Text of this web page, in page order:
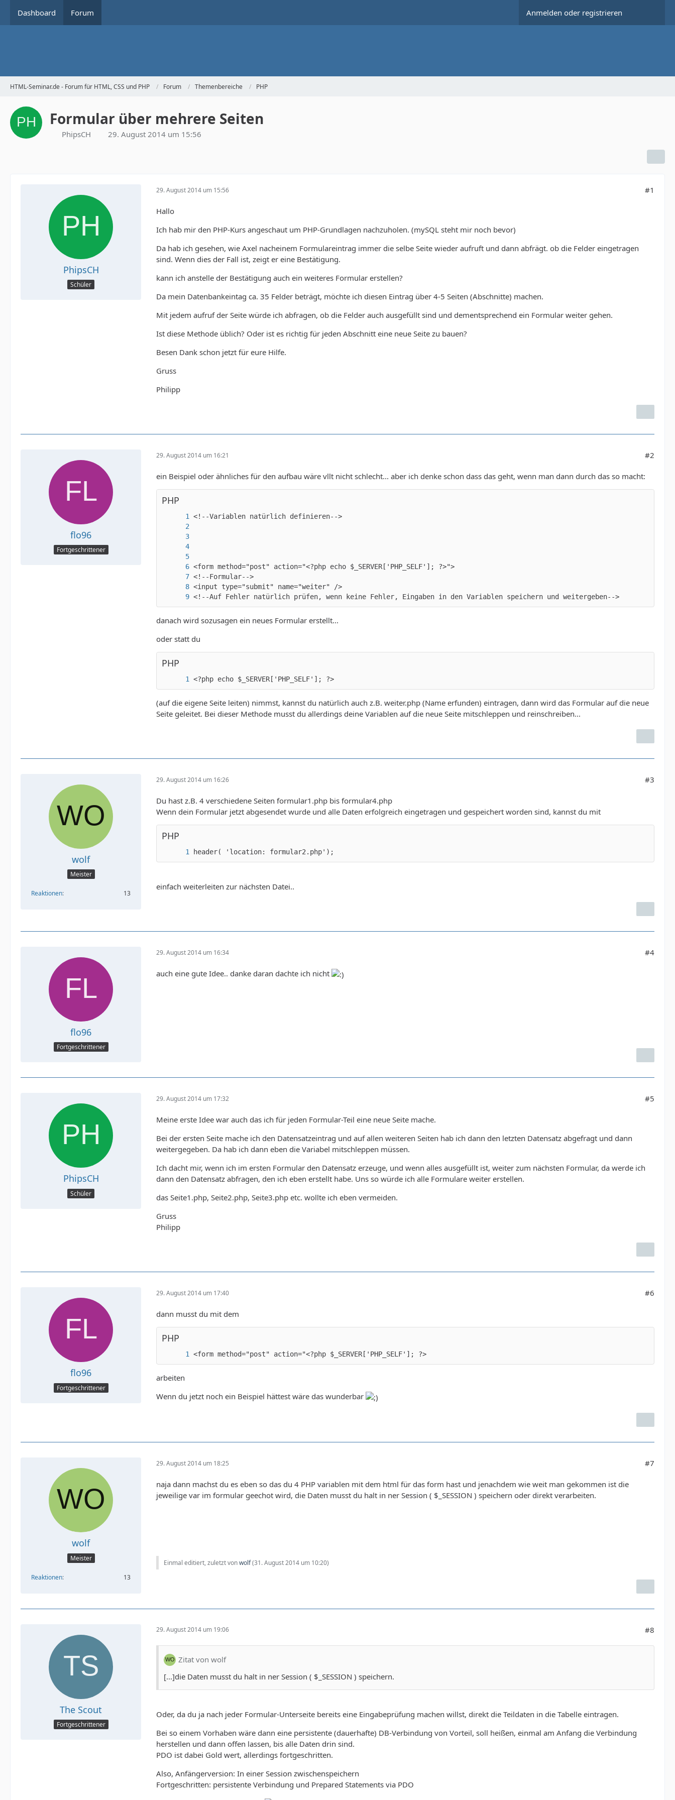
Dashboard Forum Anmelden oder registrieren
HTML-Seminar.de - Forum für HTML, CSS und PHP Forum Themenbereiche PHP
Formular über mehrere Seiten
PhipsCH 29. August 2014 um 15:56
PhipsCH
Schüler
29. August 2014 um 15:56 #1
Hallo
Ich hab mir den PHP-Kurs angeschaut um PHP-Grundlagen nachzuholen. (mySQL steht mir noch bevor)
Da hab ich gesehen, wie Axel nacheinem Formulareintrag immer die selbe Seite wieder aufruft und dann abfrägt. ob die Felder eingetragen
sind. Wenn dies der Fall ist, zeigt er eine Bestätigung.
kann ich anstelle der Bestätigung auch ein weiteres Formular erstellen?
Da mein Datenbankeintag ca. 35 Felder beträgt, möchte ich diesen Eintrag über 4-5 Seiten (Abschnitte) machen.
Mit jedem aufruf der Seite würde ich abfragen, ob die Felder auch ausgefüllt sind und dementsprechend ein Formular weiter gehen.
Ist diese Methode üblich? Oder ist es richtig für jeden Abschnitt eine neue Seite zu bauen?
Besen Dank schon jetzt für eure Hilfe.
Gruss
Philipp
flo96
Fortgeschrittener
29. August 2014 um 16:21 #2
ein Beispiel oder ähnliches für den aufbau wäre vllt nicht schlecht... aber ich denke schon dass das geht, wenn man dann durch das so macht:
PHP
<!--Auf Fehler natürlich prüfen, wenn keine Fehler, Eingaben in den Variablen speichern und weitergeben-->
danach wird sozusagen ein neues Formular erstellt...
oder statt du
PHP
<?php echo $_SERVER['PHP_SELF']; ?>
(auf die eigene Seite leiten) nimmst, kannst du natürlich auch z.B. weiter.php (Name erfunden) eintragen, dann wird das Formular auf die neue
Seite geleitet. Bei dieser Methode musst du allerdings deine Variablen auf die neue Seite mitschleppen und reinschreiben...
wolf
Meister
Reaktionen 13
29. August 2014 um 16:26 #3
Du hast z.B. 4 verschiedene Seiten formular1.php bis formular4.php
Wenn dein Formular jetzt abgesendet wurde und alle Daten erfolgreich eingetragen und gespeichert worden sind, kannst du mit
PHP
header( 'location: formular2.php');
einfach weiterleiten zur nächsten Datei..
flo96
Fortgeschrittener
29. August 2014 um 16:34 #4
auch eine gute Idee.. danke daran dachte ich nicht
PhipsCH
Schüler
29. August 2014 um 17:32 #5
Meine erste Idee war auch das ich für jeden Formular-Teil eine neue Seite mache.
Bei der ersten Seite mache ich den Datensatzeintrag und auf allen weiteren Seiten hab ich dann den letzten Datensatz abgefragt und dann
weitergegeben. Da hab ich dann eben die Variabel mitschleppen müssen.
Ich dacht mir, wenn ich im ersten Formular den Datensatz erzeuge, und wenn alles ausgefüllt ist, weiter zum nächsten Formular, da werde ich
dann den Datensatz abfragen, den ich eben erstellt habe. Uns so würde ich alle Formulare weiter erstellen.
das Seite1.php, Seite2.php, Seite3.php etc. wollte ich eben vermeiden.
Gruss
Philipp
flo96
Fortgeschrittener
29. August 2014 um 17:40 #6
dann musst du mit dem
PHP
<form method="post" action="<?php $_SERVER['PHP_SELF']; ?>
arbeiten
Wenn du jetzt noch ein Beispiel hättest wäre das wunderbar
wolf
Meister
Reaktionen 13
29. August 2014 um 18:25 #7
naja dann machst du es eben so das du 4 PHP variablen mit dem html für das form hast und jenachdem wie weit man gekommen ist die
jeweilige var im formular geechot wird, die Daten musst du halt in ner Session ( $_SESSION ) speichern oder direkt verarbeiten.
Einmal editiert, zuletzt vonwolf(31. August 2014 um 10:20)
The Scout
Fortgeschrittener
29. August 2014 um 19:06 #8
Zitat von wolf
[...]die Daten musst du halt in ner Session ( $_SESSION ) speichern.
Oder, da du ja nach jeder Formular-Unterseite bereits eine Eingabeprüfung machen willst, direkt die Teildaten in die Tabelle eintragen.
Bei so einem Vorhaben wäre dann eine persistente (dauerhafte) DB-Verbindung von Vorteil, soll heißen, einmal am Anfang die Verbindung
herstellen und dann offen lassen, bis alle Daten drin sind.
PDO ist dabei Gold wert, allerdings fortgeschritten.
Also, Anfängerversion: In einer Session zwischenspeichern
Fortgeschritten: persistente Verbindung und Prepared Statements via PDO